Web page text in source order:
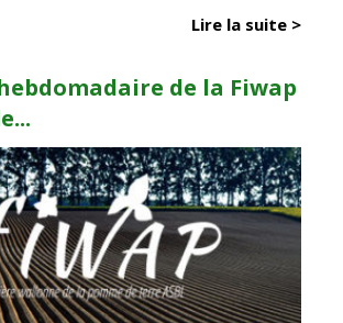
Lire la suite >
de la Fiwap